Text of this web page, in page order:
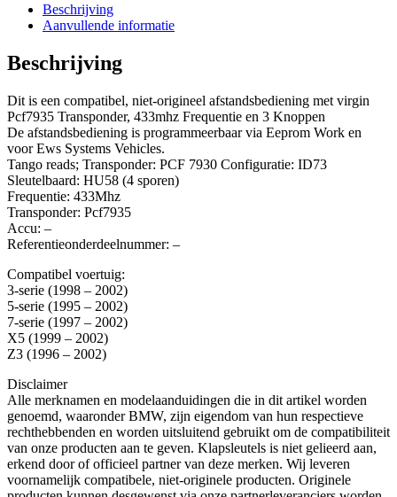
Beschrijving
Aanvullende informatie
Beschrijving
Dit is een compatibel, niet-origineel afstandsbediening met virgin
Pcf7935 Transponder, 433mhz Frequentie en 3 Knoppen
De afstandsbediening is programmeerbaar via Eeprom Work en
voor Ews Systems Vehicles.
Tango reads; Transponder: PCF 7930 Configuratie: ID73
Sleutelbaard: HU58 (4 sporen)
Frequentie: 433Mhz
Transponder: Pcf7935
Accu: –
Referentieonderdeelnummer: –
Compatibel voertuig:
3-serie (1998 – 2002)
5-serie (1995 – 2002)
7-serie (1997 – 2002)
X5 (1999 – 2002)
Z3 (1996 – 2002)
Disclaimer
Alle merknamen en modelaanduidingen die in dit artikel worden
genoemd, waaronder BMW, zijn eigendom van hun respectieve
rechthebbenden en worden uitsluitend gebruikt om de compatibiliteit
van onze producten aan te geven. Klapsleutels is niet gelieerd aan,
erkend door of officieel partner van deze merken. Wij leveren
voornamelijk compatibele, niet-originele producten. Originele